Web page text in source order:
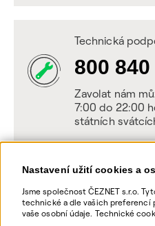
Nastavení užití cookies a
Jsme společnost ČEZNET s.r.o.
technické a dle vašich preferencí
vaše osobní údaje. Technické
Technická
800
Zavolat nám
7:00 do 22:00
státních
Napište nám
POSLAT